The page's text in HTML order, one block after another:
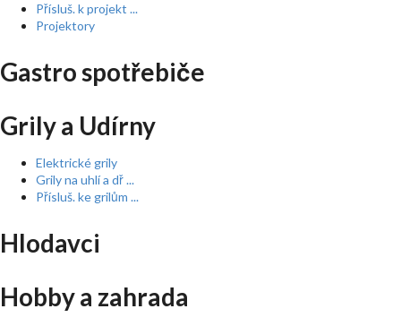
Přísluš. k projekt ...
Projektory
Gastro spotřebiče
Grily a Udírny
Elektrické grily
Grily na uhlí a dř ...
Přísluš. ke grilům ...
Hlodavci
Hobby a zahrada